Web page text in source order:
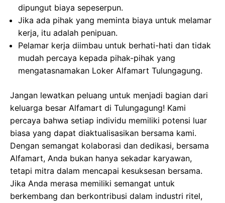
dipungut biaya sepeserpun.
Jika ada pihak yang meminta biaya untuk melamar
kerja, itu adalah penipuan.
Pelamar kerja diimbau untuk berhati-hati dan tidak
mudah percaya kepada pihak-pihak yang
mengatasnamakan Loker Alfamart Tulungagung.
Jangan lewatkan peluang untuk menjadi bagian dari
keluarga besar Alfamart di Tulungagung! Kami
percaya bahwa setiap individu memiliki potensi luar
biasa yang dapat diaktualisasikan bersama kami.
Dengan semangat kolaborasi dan dedikasi, bersama
Alfamart, Anda bukan hanya sekadar karyawan,
tetapi mitra dalam mencapai kesuksesan bersama.
Jika Anda merasa memiliki semangat untuk
berkembang dan berkontribusi dalam industri ritel,